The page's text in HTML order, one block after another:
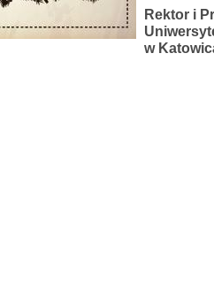
Rektor i
w